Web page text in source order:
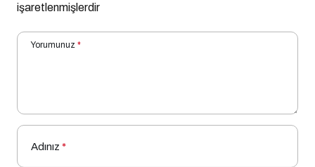
işaretlenmişlerdir
Yorumunuz *
Adınız *